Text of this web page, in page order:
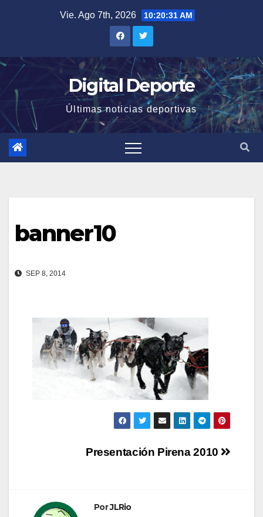
Vie. Ago 7th, 2026 10:20:31 AM
Digital Deporte
Últimas noticias deportivas
banner10
SEP 8, 2014
Navegación
entradas
Presentación Pirena 2010
PorJLRio